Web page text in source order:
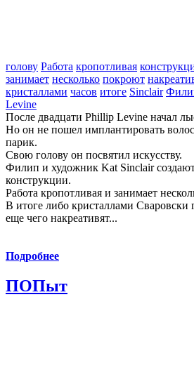
голову Работа кропотливая
занимает несколько покроют
кристаллами часов итоге Sinclair
Levine
После двадцати Phillip Levine начал
Но он не пошел имплантировать
парик.
Свою голову он посвятил искусству.
Филип и художник Kat Sinclair
конструкции.
Работа кропотливая и занимает
В итоге либо кристаллами Сваровски
еще чего накреативят...
Подробнее
ПОПыт